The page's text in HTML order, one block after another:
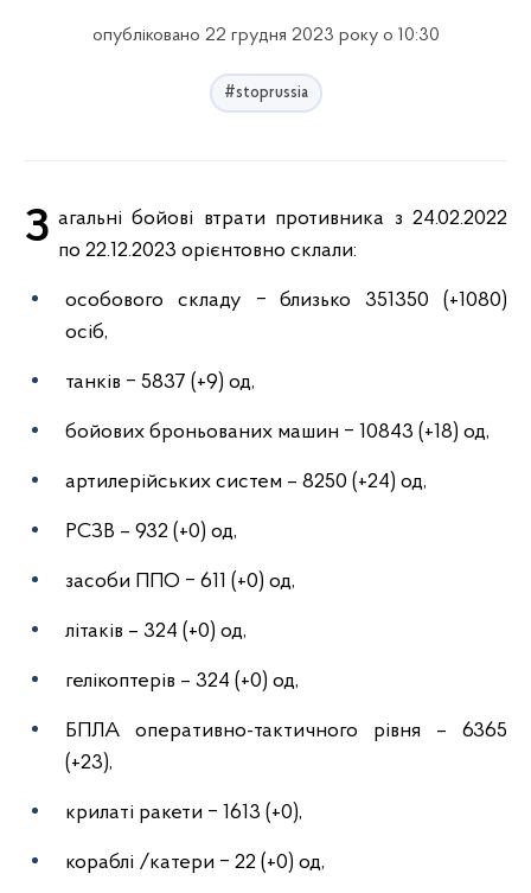
опубліковано 22 грудня 2023 року о 10:30
#stoprussia
Загальні бойові втрати противника з 24.02.2022 по 22.12.2023 орієнтовно склали:
особового складу ‒ близько 351350 (+1080)
осіб,
танків ‒ 5837 (+9) од,
бойових броньованих машин ‒ 10843 (+18) од,
артилерійських систем – 8250 (+24) од,
РСЗВ – 932 (+0) од,
засоби ППО ‒ 611 (+0) од,
літаків – 324 (+0) од,
гелікоптерів – 324 (+0) од,
БПЛА оперативно-тактичного рівня – 6365
(+23),
крилаті ракети ‒ 1613 (+0),
кораблі /катери ‒ 22 (+0) од,